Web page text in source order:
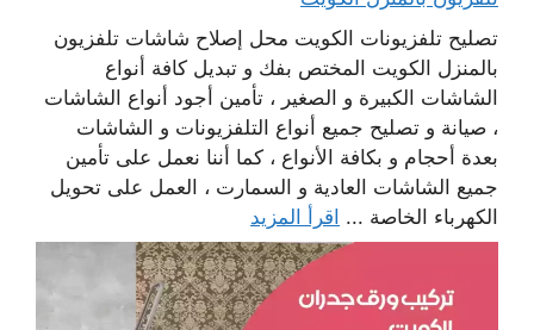
تصليح تلفزيونات الكويت محل إصلاح شاشات تلفزيون
بالمنزل الكويت المختص بفك و تبديل كافة أنواع
الشاشات الكبيرة و الصغير ، تأمين أجود أنواع الشاشات
، صيانة و تصليح جميع أنواع التلفزيونات و الشاشات
بعدة أحجام و بكافة الأنواع ، كما أننا نعمل على تأمين
جميع الشاشات العادية و السمارت ، العمل على تحويل
الكهرباء الخاصة ... اقرأ المزيد